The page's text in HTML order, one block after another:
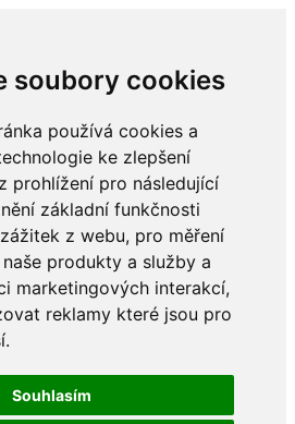
soubory cookies
používá cookies a
ke zlepšení
prohlížení pro následující
základní funkčnosti
z webu, pro měření
produkty a služby a
marketingových interakcí,
reklamy které jsou pro
.
Souhlasím